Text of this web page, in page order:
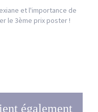
et l'importance de
le 3ème prix poster !
également